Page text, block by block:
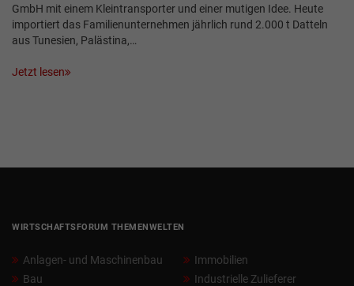
GmbH mit einem Kleintransporter und einer mutigen Idee. Heute
importiert das Familienunternehmen jährlich rund 2.000 t Datteln
aus Tunesien, Palästina,…
Jetzt lesen
WIRTSCHAFTSFORUM THEMENWELTEN
Anlagen- und Maschinenbau
Bau
Immobilien
Industrielle Zulieferer